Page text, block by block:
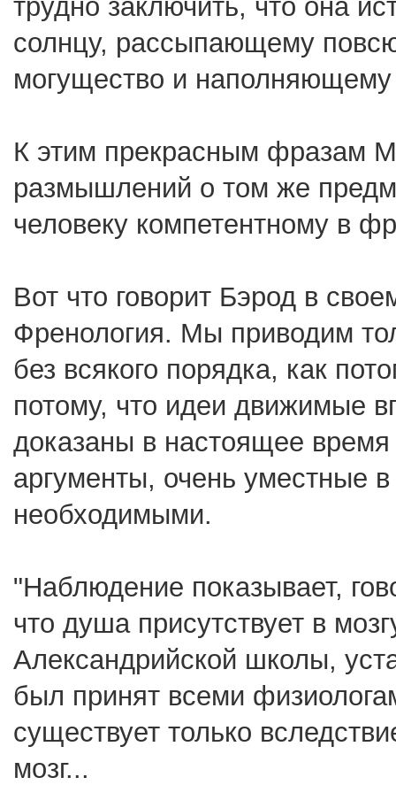
трудно заключить, что она
солнцу, рассыпающему
могущество и
К этим прекрасным фразам
размышлений о том же
человеку компетентному в
Вот что говорит Бэрод в
Френология. Мы приводим
без всякого порядка, как
потому, что идеи движимые
доказаны в настоящее
аргументы, очень уместные
необходимыми.
"Наблюдение показывает,
что душа присутствует в
Александрийской школы,
был принят всеми
существует только
мозг...